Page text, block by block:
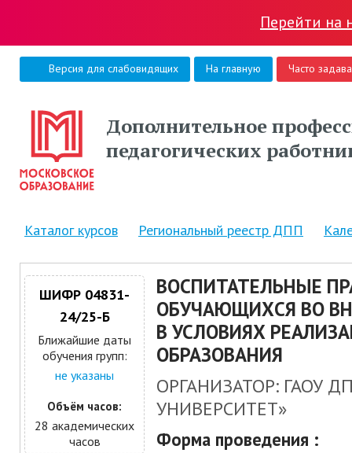
Перейти на
Версия для слабовидящих На главную Часто
Дополнительное
педагогических
Каталог курсов Региональный реестр ДПП
ШИФР 04831-
24/25-Б
Ближайшие даты
обучения групп:
не указаны
Объём часов:
28 академических
часов
ВОСПИТАТЕЛЬНЫЕ
ОБУЧАЮЩИХСЯ ВО
В УСЛОВИЯХ
ОБРАЗОВАНИЯ
ОРГАНИЗАТОР: ГАОУ
УНИВЕРСИТЕТ»
Форма проведения :